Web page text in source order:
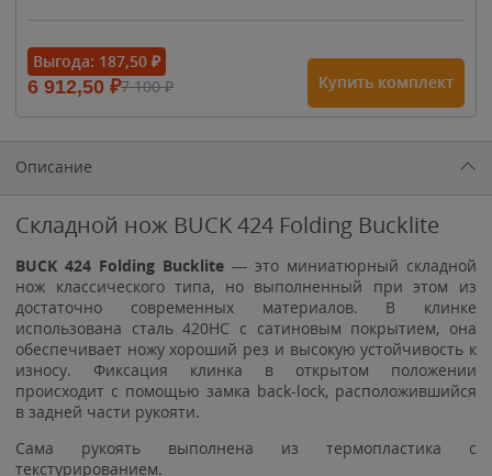
1 615₽
1 900₽1 900₽
Выгода: 187,50 ₽
6 912,50 ₽7 100₽ Купить комплект
Описание
Складной нож BUCK 424 Folding Bucklite
BUCK 424 Folding Bucklite — это миниатюрный складной
нож классического типа, но выполненный при этом из
достаточно современных материалов. В клинке
использована сталь 420HC с сатиновым покрытием, она
обеспечивает ножу хороший рез и высокую устойчивость к
износу. Фиксация клинка в открытом положении
происходит с помощью замка back-lock, расположившийся
в задней части рукояти.
Сама рукоять выполнена из термопластика с
текстурированием.